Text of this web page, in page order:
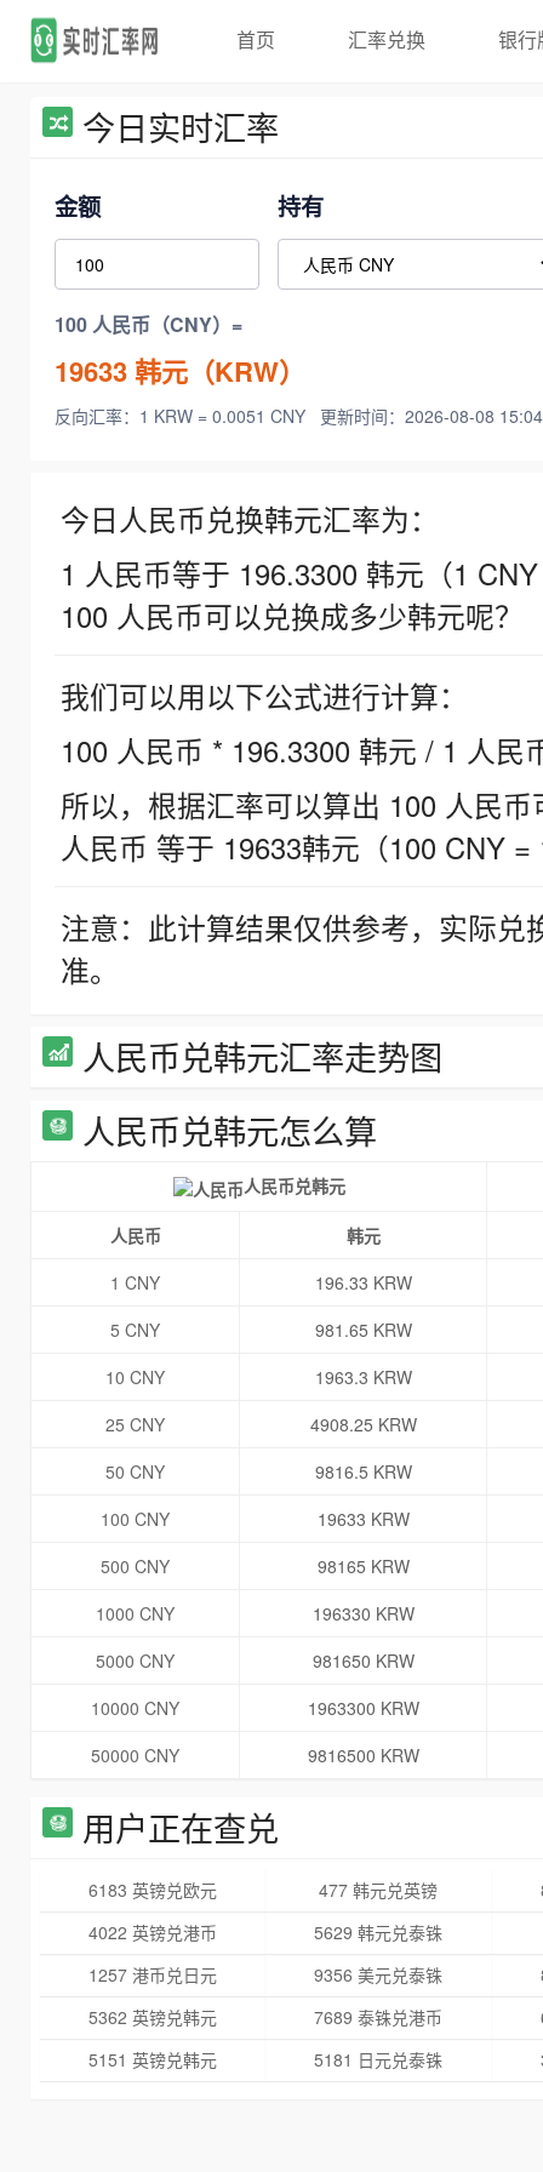
首页 汇率兑换 银行
今日实时汇率
金额 持有
100 人民币（CNY）=
19633韩元（KRW）
反向汇率：1 KRW = 0.0051 CNY 更新时间：2026-08-08
今日人民币兑换韩元汇率为：
1 人民币等于 196.3300 韩元（1
100 人民币可以兑换成多少韩元呢？
我们可以用以下公式进行计算：
100 人民币 * 196.3300 韩元 / 1 人民
所以，根据汇率可以算出 100 人民
人民币 等于 19633韩元（100 CNY =
注意：此计算结果仅供参考，实际
准。
人民币兑韩元汇率走势图
人民币兑韩元怎么算
人民币兑韩元
人民币
韩元
1 CNY
196.33 KRW
5 CNY
981.65 KRW
10 CNY
1963.3 KRW
25 CNY
4908.25 KRW
50 CNY
9816.5 KRW
100 CNY
19633 KRW
500 CNY
98165 KRW
1000 CNY
196330 KRW
5000 CNY
981650 KRW
10000 CNY
1963300 KRW
50000 CNY
9816500 KRW
用户正在查兑
6183 英镑兑欧元 477 韩元兑英镑
4022 英镑兑港币
5629 韩元兑泰铢
1257 港币兑日元
9356 美元兑泰铢
5362 英镑兑韩元
7689 泰铢兑港币
5151 英镑兑韩元
5181 日元兑泰铢